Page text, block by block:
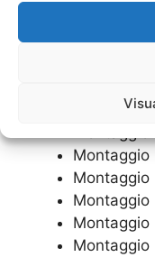
Frascati
Montaggio
Montaggio
Montaggio
Montaggio
Montaggio